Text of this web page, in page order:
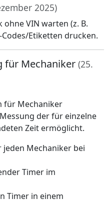
2025)
ohne VIN warten (z. B.
Etiketten drucken.
Mechaniker (25.
für Mechaniker
der für einzelne
Zeit ermöglicht.
Mechaniker bei
Timer im
Timer in einem